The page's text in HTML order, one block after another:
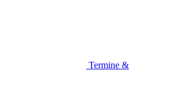
Termine &